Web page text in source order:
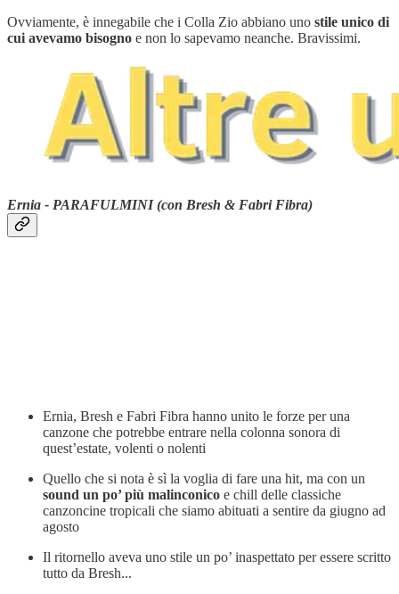
Ovviamente, è innegabile che i Colla Zio abbiano uno stile unico di
cui avevamo bisogno e non lo sapevamo neanche. Bravissimi.
Ernia - PARAFULMINI (con Bresh & Fabri Fibra)
Ernia, Bresh e Fabri Fibra hanno unito le forze per una
canzone che potrebbe entrare nella colonna sonora di
quest’estate, volenti o nolenti
Quello che si nota è sì la voglia di fare una hit, ma con un
sound un po’ più malinconico e chill delle classiche
canzoncine tropicali che siamo abituati a sentire da giugno ad
agosto
Il ritornello aveva uno stile un po’ inaspettato per essere scritto
tutto da Bresh...